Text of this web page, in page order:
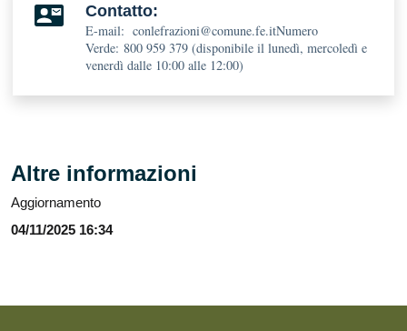
Contatto:
E-mail: conlefrazioni@comune.fe.itNumero
Verde: 800 959 379 (disponibile il lunedì, mercoledì e
venerdì dalle 10:00 alle 12:00)
Altre informazioni
Aggiornamento
04/11/2025 16:34